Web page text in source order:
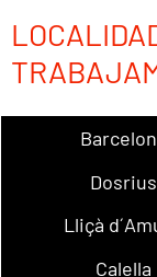
Dosrius
Lliçà
Calella